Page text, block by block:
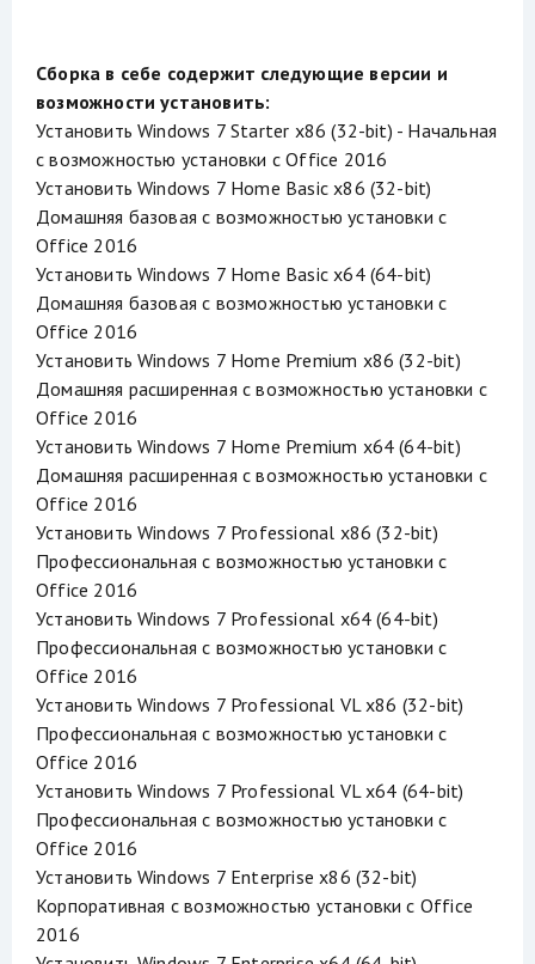
Сборка в себе содержит следующие версии и
возможности установить:
Установить Windows 7 Starter x86 (32-bit) - Начальная
с возможностью установки с Office 2016
Установить Windows 7 Home Basic x86 (32-bit)
Домашняя базовая с возможностью установки с
Office 2016
Установить Windows 7 Home Basic x64 (64-bit)
Домашняя базовая с возможностью установки с
Office 2016
Установить Windows 7 Home Premium x86 (32-bit)
Домашняя расширенная с возможностью установки с
Office 2016
Установить Windows 7 Home Premium x64 (64-bit)
Домашняя расширенная с возможностью установки с
Office 2016
Установить Windows 7 Professional x86 (32-bit)
Профессиональная с возможностью установки с
Office 2016
Установить Windows 7 Professional x64 (64-bit)
Профессиональная с возможностью установки с
Office 2016
Установить Windows 7 Professional VL x86 (32-bit)
Профессиональная с возможностью установки с
Office 2016
Установить Windows 7 Professional VL x64 (64-bit)
Профессиональная с возможностью установки с
Office 2016
Установить Windows 7 Enterprise x86 (32-bit)
Корпоративная с возможностью установки с Office
2016